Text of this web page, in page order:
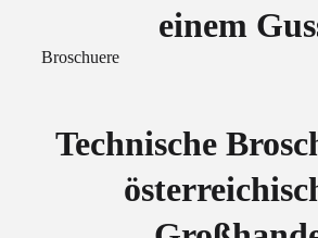
einem
Broschuere
Technische